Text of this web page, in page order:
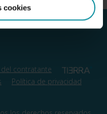
cookies
del contratante
Política de privacidad